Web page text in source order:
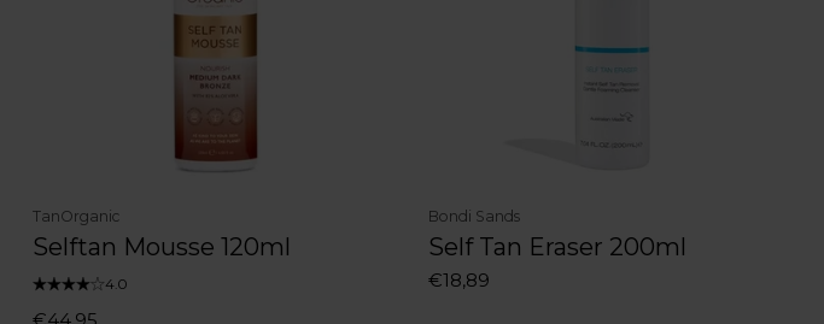
TanOrganic
Selftan Mousse 120ml
4.0
Bondi Sands
Self Tan Eraser 200ml
€18,89